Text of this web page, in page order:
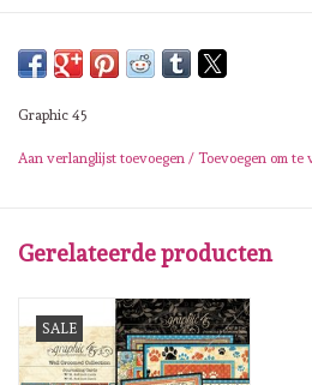
OLO Markers
Impronte D'autore
Modascrap
Siliconen mal
Graphic 45
Aan verlanglijst toevoegen / Toevoegen om te
Gerelateerde producten
SALE